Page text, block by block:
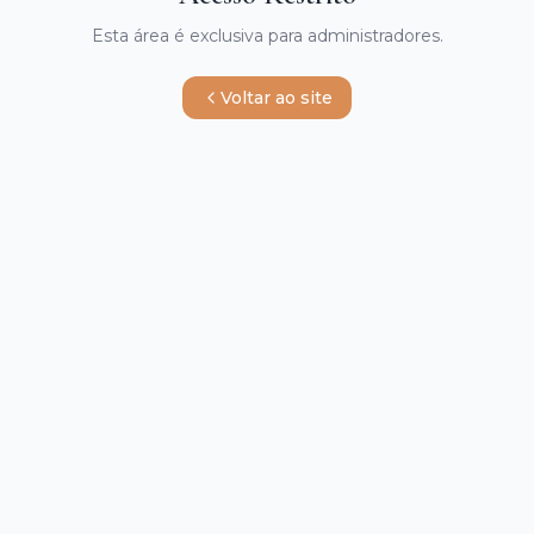
Esta área é exclusiva para administradores.
Voltar ao site